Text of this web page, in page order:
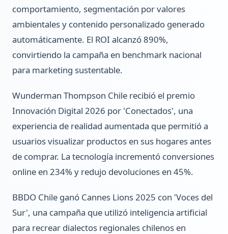
comportamiento, segmentación por valores
ambientales y contenido personalizado generado
automáticamente. El ROI alcanzó 890%,
convirtiendo la campaña en benchmark nacional
para marketing sustentable.
Wunderman Thompson Chile recibió el premio
Innovación Digital 2026 por 'Conectados', una
experiencia de realidad aumentada que permitió a
usuarios visualizar productos en sus hogares antes
de comprar. La tecnología incrementó conversiones
online en 234% y redujo devoluciones en 45%.
BBDO Chile ganó Cannes Lions 2025 con 'Voces del
Sur', una campaña que utilizó inteligencia artificial
para recrear dialectos regionales chilenos en